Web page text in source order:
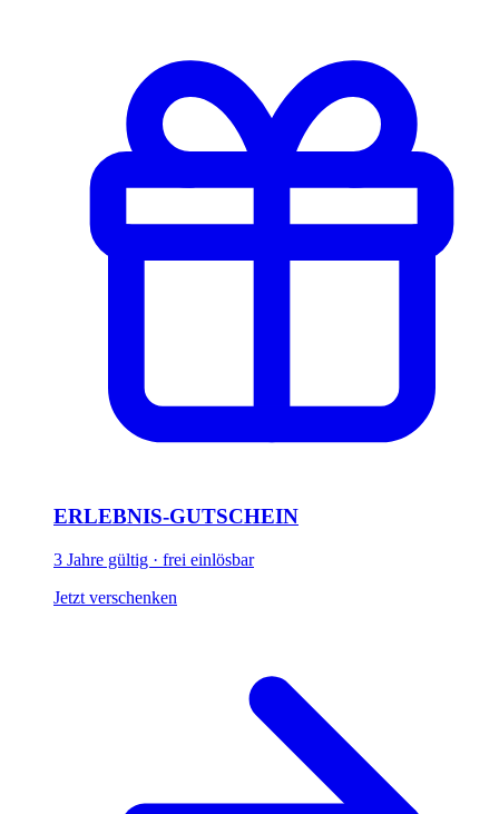
ERLEBNIS-GUTSCHEIN
3 Jahre gültig · frei einlösbar
Jetzt verschenken